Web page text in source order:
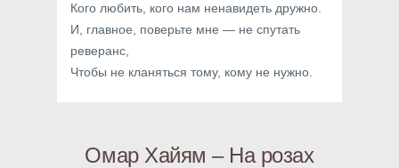
Кого любить, кого нам ненавидеть дружно.
И, главное, поверьте мне — не спутать
реверанс,
Чтобы не кланяться тому, кому не нужно.
Омар Хайям – На розах